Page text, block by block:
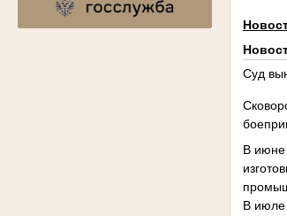
Суд
В июне
В июле